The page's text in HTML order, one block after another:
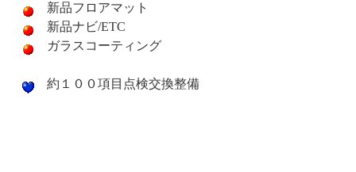
新品フロアマット
新品ナビ/ETC
ガラスコーティング
約１００項目点検交換整備